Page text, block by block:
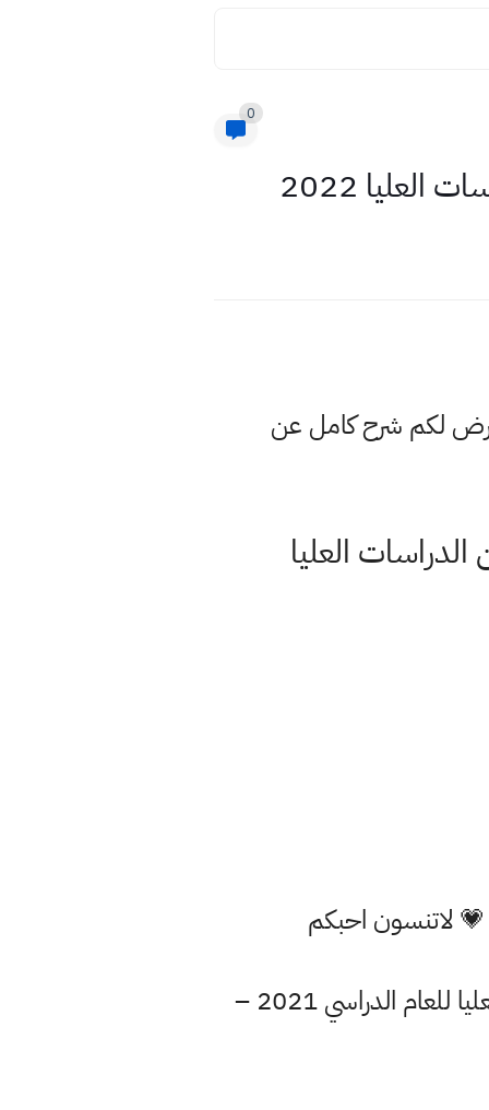
0
2022
لكم شرح كامل عن
العليا
لاتنسون احبكم
وافقت وزارة التربية، الاثنين، على مناقلة المقاعد الشاغرة ضمن خطة الدراسات العليا للعام الدراسي 2021 –